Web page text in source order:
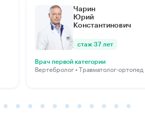
Чарин
Юрий
Константинович
стаж 37 лет
Врач первой категории
Вертебролог • Травматолог-ортопед